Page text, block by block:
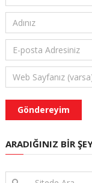
ARADIĞINIZ BIR